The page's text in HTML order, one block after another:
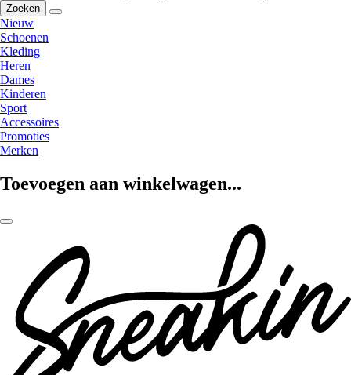
Zoeken
Nieuw
Schoenen
Kleding
Heren
Dames
Kinderen
Sport
Accessoires
Promoties
Merken
Toevoegen aan winkelwagen...